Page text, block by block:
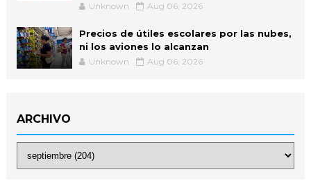
Unknown Aug 06, 2026
Precios de útiles escolares por las nubes,
ni los aviones lo alcanzan
Unknown Aug 06, 2026
ARCHIVO